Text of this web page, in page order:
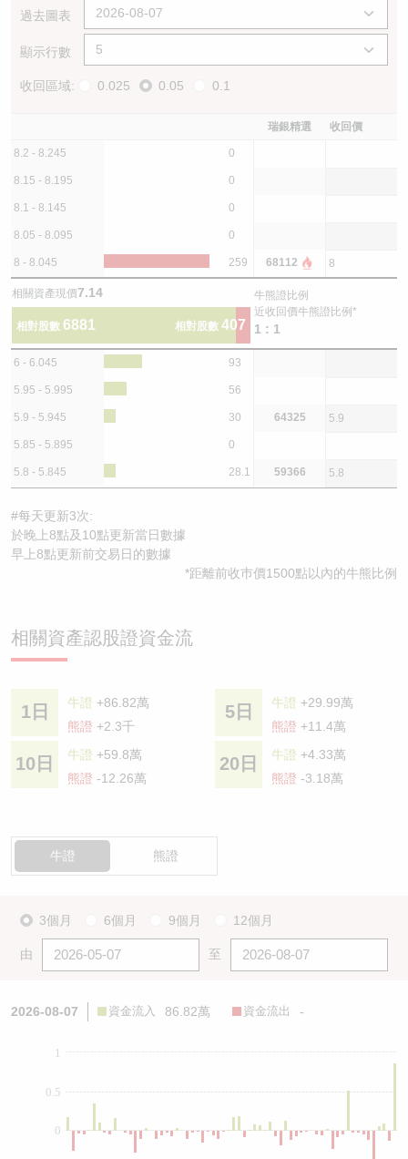
過去圖表
顯示行數
收回區域: 0.025 0.05 0.1
瑞銀精選 收回價
8.2 - 8.245 0
8.15 - 8.195 0
8.1 - 8.145 0
8.05 - 8.095 0
8 - 8.045 259 68112 8
相關資產現價7.14
相對股數 6881 相對股數 407
牛熊證比例
近收回價牛熊證比例*
1 : 1
6 - 6.045 93
5.95 - 5.995 56
5.9 - 5.945 30 64325 5.9
5.85 - 5.895 0
5.8 - 5.845 28.1 59366 5.8
#每天更新3次:
於晚上8點及10點更新當日數據
早上8點更新前交易日的數據
*距離前收巿價1500點以內的牛熊比例
相關資產認股證資金流
1日 牛證 +86.82萬
熊證 +2.3千
5日 牛證 +29.99萬
熊證 +11.4萬
10日 牛證 +59.8萬
熊證 -12.26萬
20日 牛證 +4.33萬
熊證 -3.18萬
牛證 熊證
3個月 6個月 9個月 12個月
由 至
2026-08-07 資金流入 86.82萬 資金流出 -
0
0.5
1